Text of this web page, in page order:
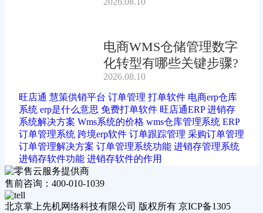
电商WMS仓储管理数字
化转型有哪些关键步骤?
2026.08.10
旺店通 慧策供销平台 订单管理 打单软件 电商erp仓库
系统 erp是什么意思 免费打单软件 旺店通ERP 进销存
系统解决方案 Wms系统的价格 wms仓库管理系统 ERP
订单管理系统 跨境erp软件 订单跟踪管理 采购订单管理
订单管理解决方案 订单管理系统功能 进销存管理系统
进销存软件功能 进销存软件的作用
售前咨询：400-010-1039
北京掌上先机网络科技有限公司 版权所有 京ICP备1305